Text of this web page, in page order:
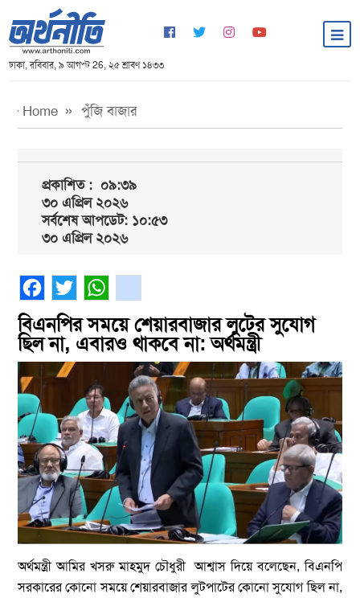
ঢাকা, রবিবার, ৯ আগস্ট 26, ২৫ শ্রাবণ ১৪৩৩
Home পুঁজি বাজার
প্রকাশিত :০৯:৩৯
৩০ এপ্রিল ২০২৬
সর্বশেষ আপডেট: ১০:৫৩
৩০ এপ্রিল ২০২৬
বিএনপির সময়ে শেয়ারবাজার লুটের সুযোগ
ছিল না, এবারও থাকবে না: অর্থমন্ত্রী
অর্থমন্ত্রী আমির খসরু মাহমুদ চৌধুরী আশ্বাস দিয়ে বলেছেন, বিএনপি
সরকারের কোনো সময়ে শেয়ারবাজার লুটপাটের কোনো সুযোগ ছিল না,